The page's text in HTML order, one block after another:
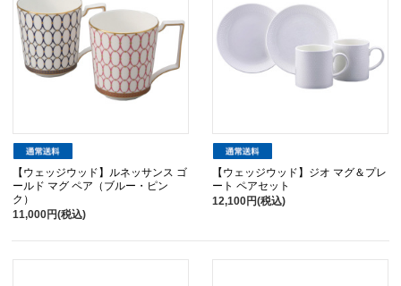
【ウェッジウッド】ルネッサンス ゴ
ールド マグ ペア（ブルー・ピン
ク）
11,000円(税込)
【ウェッジウッド】ジオ マグ＆プレ
ート ペアセット
12,100円(税込)